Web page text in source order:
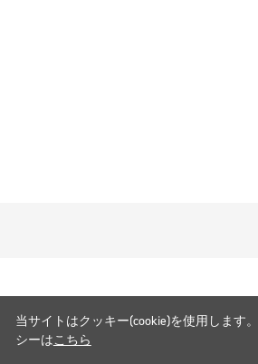
当サイトはクッキー(cookie)を使用しま
シーはこちら